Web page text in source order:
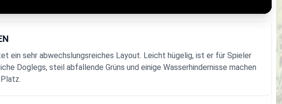
ein sehr abwechslungsreiches Layout. Leicht hügelig, ist er für Spieler
Doglegs, steil abfallende Grüns und einige Wasserhindernisse machen